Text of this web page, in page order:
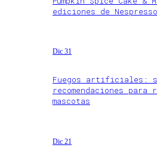
ediciones de Nespresso
Dic 31
Fuegos artificiales:
recomendaciones
mascotas
Dic 21